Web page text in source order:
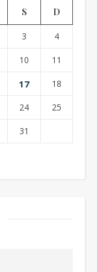
S D
3 4
10 11
17 18
24 25
31